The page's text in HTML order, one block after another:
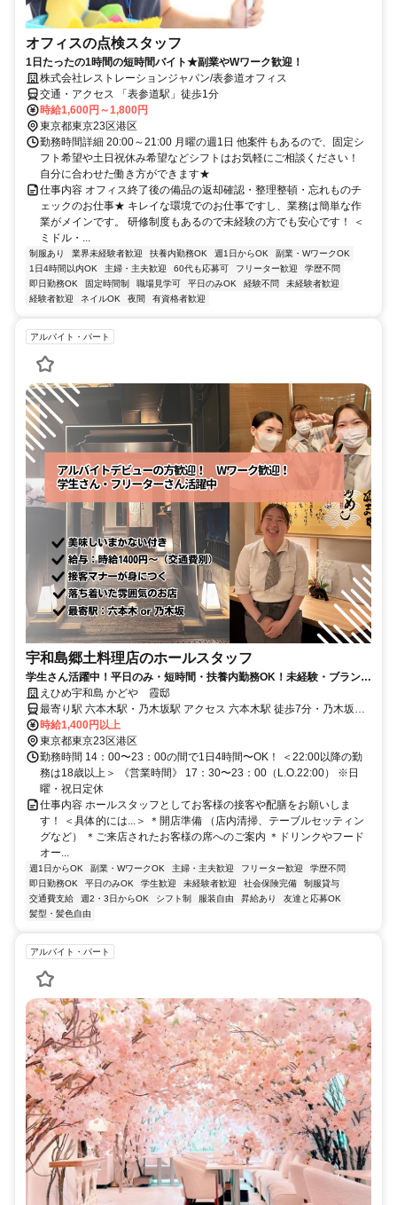
オフィスの点検スタッフ
1日たったの1時間の短時間バイト★副業やWワーク歓迎！
株式会社レストレーションジャパン/表参道オフィス
交通・アクセス 「表参道駅」徒歩1分
時給1,600円～1,800円
東京都東京23区港区
勤務時間詳細 20:00～21:00 月曜の週1日 他案件もあるので、固定シ
フト希望や土日祝休み希望などシフトはお気軽にご相談ください！
自分に合わせた働き方ができます★
仕事内容 オフィス終了後の備品の返却確認・整理整頓・忘れものチ
ェックのお仕事★ キレイな環境でのお仕事ですし、業務は簡単な作
業がメインです。 研修制度もあるので未経験の方でも安心です！ ＜
ミドル・...
制服あり 業界未経験者歓迎 扶養内勤務OK 週1日からOK
副業・WワークOK
1日4時間以内OK
主婦・主夫歓迎 60代も応募可 フリーター歓迎
学歴不問
即日勤務OK
固定時間制 職場見学可 平日のみOK 経験不問
未経験者歓迎
経験者歓迎
ネイルOK 夜間 有資格者歓迎
アルバイト・パート
宇和島郷土料理店のホールスタッフ
学生さん活躍中！平日のみ・短時間・扶養内勤務OK！未経験・ブランク
のある方も歓迎！
えひめ宇和島 かどや 霞邸
最寄り駅 六本木駅・乃木坂駅 アクセス 六本木駅 徒歩7分・乃木坂駅
徒歩5分
時給1,400円以上
東京都東京23区港区
勤務時間 14：00〜23：00の間で1日4時間〜OK！ ＜22:00以降の勤
務は18歳以上＞ 《営業時間》 17：30〜23：00（L.O.22:00） ※日
曜・祝日定休
仕事内容 ホールスタッフとしてお客様の接客や配膳をお願いしま
す！ ＜具体的には...＞ ＊開店準備 （店内清掃、テーブルセッティン
グなど） ＊ご来店されたお客様の席へのご案内 ＊ドリンクやフード
オー...
週1日からOK 副業・WワークOK 主婦・主夫歓迎 フリーター歓迎
学歴不問
即日勤務OK
平日のみOK 学生歓迎 未経験者歓迎 社会保険完備
制服貸与
交通費支給
週2・3日からOK シフト制 服装自由 昇給あり
友達と応募OK
髪型・髪色自由
アルバイト・パート